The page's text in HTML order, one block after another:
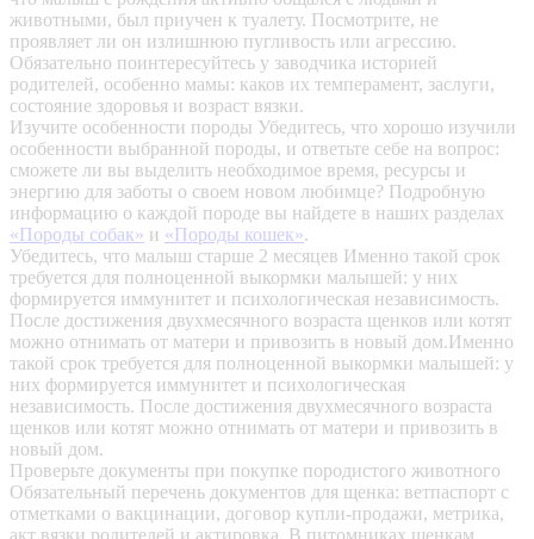
животными, был приучен к туалету. Посмотрите, не
проявляет ли он излишнюю пугливость или агрессию.
Обязательно поинтересуйтесь у заводчика историей
родителей, особенно мамы: каков их темперамент, заслуги,
состояние здоровья и возраст вязки.
Изучите особенности породы Убедитесь, что хорошо изучили
особенности выбранной породы, и ответьте себе на вопрос:
сможете ли вы выделить необходимое время, ресурсы и
энергию для заботы о своем новом любимце? Подробную
информацию о каждой породе вы найдете в наших разделах
«Породы собак» и «Породы кошек».
Убедитесь, что малыш старше 2 месяцев Именно такой срок
требуется для полноценной выкормки малышей: у них
формируется иммунитет и психологическая независимость.
После достижения двухмесячного возраста щенков или котят
можно отнимать от матери и привозить в новый дом.Именно
такой срок требуется для полноценной выкормки малышей: у
них формируется иммунитет и психологическая
независимость. После достижения двухмесячного возраста
щенков или котят можно отнимать от матери и привозить в
новый дом.
Проверьте документы при покупке породистого животного
Обязательный перечень документов для щенка: ветпаспорт с
отметками о вакцинации, договор купли-продажи, метрика,